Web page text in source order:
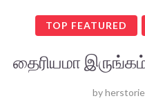
TOP FEATURED
தைரியமா
by